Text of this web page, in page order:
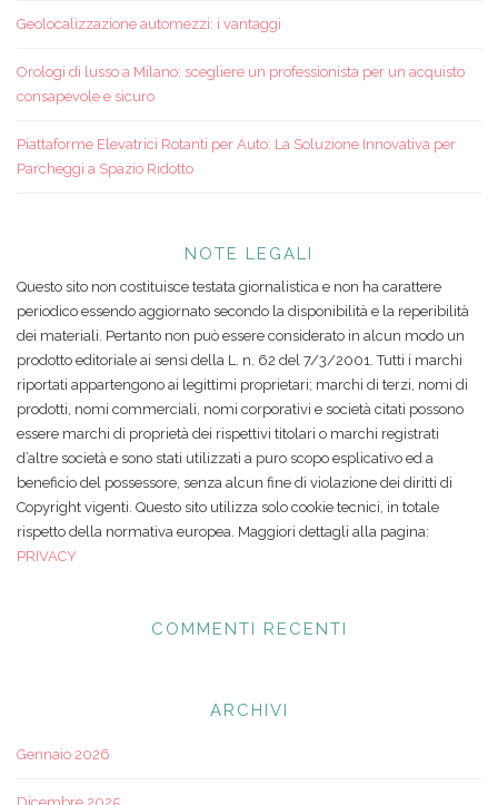
Geolocalizzazione automezzi: i vantaggi
Orologi di lusso a Milano: scegliere un professionista per un acquisto
consapevole e sicuro
Piattaforme Elevatrici Rotanti per Auto: La Soluzione Innovativa per
Parcheggi a Spazio Ridotto
NOTE LEGALI
Questo sito non costituisce testata giornalistica e non ha carattere
periodico essendo aggiornato secondo la disponibilità e la reperibilità
dei materiali. Pertanto non può essere considerato in alcun modo un
prodotto editoriale ai sensi della L. n. 62 del 7/3/2001. Tutti i marchi
riportati appartengono ai legittimi proprietari; marchi di terzi, nomi di
prodotti, nomi commerciali, nomi corporativi e società citati possono
essere marchi di proprietà dei rispettivi titolari o marchi registrati
d’altre società e sono stati utilizzati a puro scopo esplicativo ed a
beneficio del possessore, senza alcun fine di violazione dei diritti di
Copyright vigenti. Questo sito utilizza solo cookie tecnici, in totale
rispetto della normativa europea. Maggiori dettagli alla pagina:
PRIVACY
COMMENTI RECENTI
ARCHIVI
Gennaio 2026